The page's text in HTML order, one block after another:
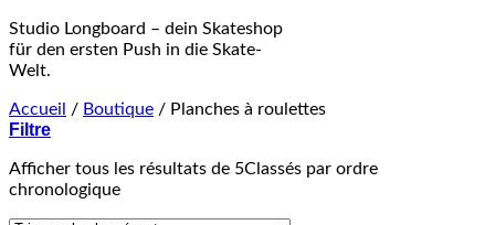
Studio Longboard – dein Skateshop
für den ersten Push in die Skate-
Welt.
Accueil / Boutique / Planches à roulettes
Filtre
Afficher tous les résultats de 5Classés par ordre
chronologique